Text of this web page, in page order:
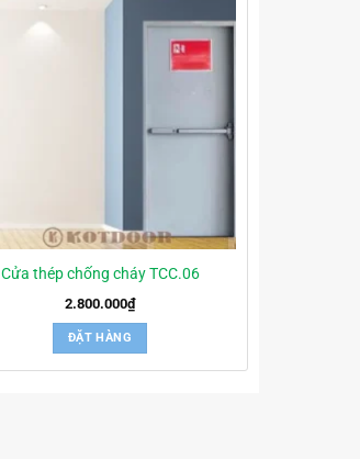
Cửa thép chống cháy TCC.06
2.800.000₫
ĐẶT HÀNG